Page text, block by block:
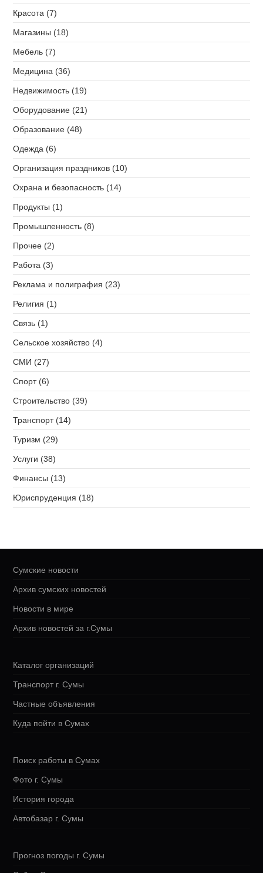
Красота (7)
Магазины (18)
Мебель (7)
Медицина (36)
Недвижимость (19)
Оборудование (21)
Образование (48)
Одежда (6)
Организация праздников (10)
Охрана и безопасность (14)
Продукты (1)
Промышленность (8)
Прочее (2)
Работа (3)
Реклама и полиграфия (23)
Религия (1)
Связь (1)
Сельское хозяйство (4)
СМИ (27)
Спорт (6)
Строительство (39)
Транспорт (14)
Туризм (29)
Услуги (38)
Финансы (13)
Юриспруденция (18)
Сумские новости
Архив сумских новостей
Новости в мире
Архив новостей за г.Сумы
Каталог организаций
Транспорт г. Сумы
Частные объявления
Куда пойти в Сумах
Поиск работы в Сумах
Фото г. Сумы
История города
Автобазар г. Сумы
Прогноз погоды г. Сумы